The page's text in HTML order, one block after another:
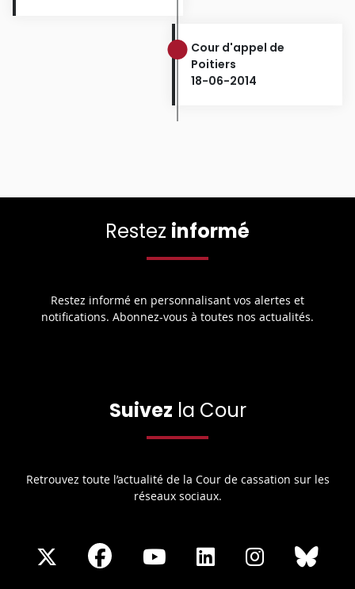
Cour d'appel de
Poitiers
18-06-2014
Restez informé
Restez informé en personnalisant vos alertes et
notifications. Abonnez-vous à toutes nos actualités.
Suivez la Cour
Retrouvez toute l’actualité de la Cour de cassation sur les
réseaux sociaux.
ShareShare
Share
Share
Share